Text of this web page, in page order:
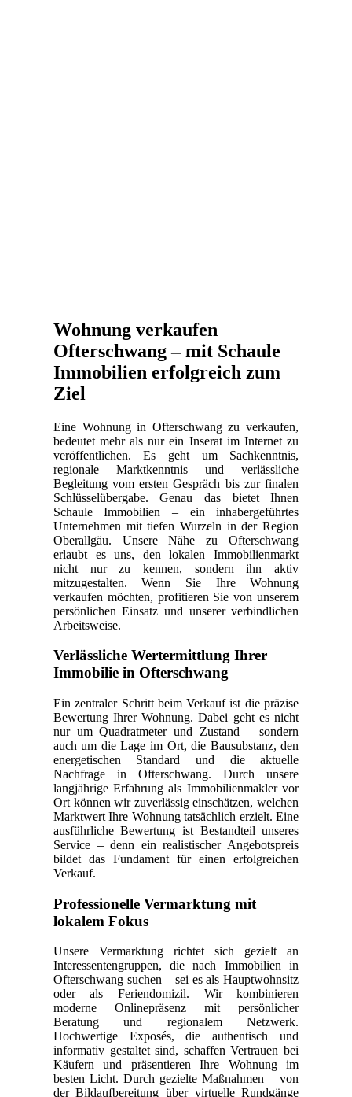
Wohnung verkaufen
Ofterschwang – mit Schaule
Immobilien erfolgreich zum
Ziel
Eine Wohnung in Ofterschwang zu verkaufen,
bedeutet mehr als nur ein Inserat im Internet zu
veröffentlichen. Es geht um Sachkenntnis,
regionale Marktkenntnis und verlässliche
Begleitung vom ersten Gespräch bis zur finalen
Schlüsselübergabe. Genau das bietet Ihnen
Schaule Immobilien – ein inhabergeführtes
Unternehmen mit tiefen Wurzeln in der Region
Oberallgäu. Unsere Nähe zu Ofterschwang
erlaubt es uns, den lokalen Immobilienmarkt
nicht nur zu kennen, sondern ihn aktiv
mitzugestalten. Wenn Sie Ihre Wohnung
verkaufen möchten, profitieren Sie von unserem
persönlichen Einsatz und unserer verbindlichen
Arbeitsweise.
Verlässliche Wertermittlung Ihrer
Immobilie in Ofterschwang
Ein zentraler Schritt beim Verkauf ist die präzise
Bewertung Ihrer Wohnung. Dabei geht es nicht
nur um Quadratmeter und Zustand – sondern
auch um die Lage im Ort, die Bausubstanz, den
energetischen Standard und die aktuelle
Nachfrage in Ofterschwang. Durch unsere
langjährige Erfahrung als Immobilienmakler vor
Ort können wir zuverlässig einschätzen, welchen
Marktwert Ihre Wohnung tatsächlich erzielt. Eine
ausführliche Bewertung ist Bestandteil unseres
Service – denn ein realistischer Angebotspreis
bildet das Fundament für einen erfolgreichen
Verkauf.
Professionelle Vermarktung mit
lokalem Fokus
Unsere Vermarktung richtet sich gezielt an
Interessentengruppen, die nach Immobilien in
Ofterschwang suchen – sei es als Hauptwohnsitz
oder als Feriendomizil. Wir kombinieren
moderne Onlinepräsenz mit persönlicher
Beratung und regionalem Netzwerk.
Hochwertige Exposés, die authentisch und
informativ gestaltet sind, schaffen Vertrauen bei
Käufern und präsentieren Ihre Wohnung im
besten Licht. Durch gezielte Maßnahmen – von
der Bildaufbereitung über virtuelle Rundgänge